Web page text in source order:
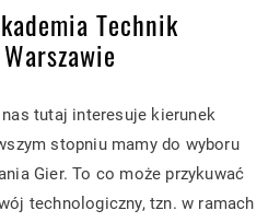
Technik
tutaj interesuje kierunek
stopniu mamy do wyboru
Gier. To co może przykuwać
technologiczny, tzn. w ramach